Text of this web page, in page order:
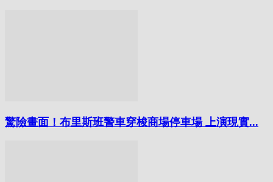
驚險畫面！布里斯班警車穿梭商場停車場 上演現實...